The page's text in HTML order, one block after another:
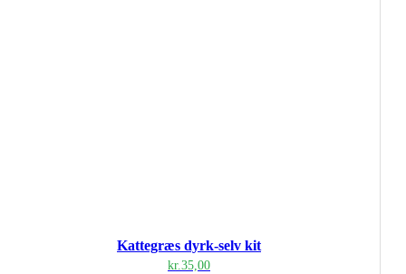
Kattegræs dyrk-selv kit
kr.35,00